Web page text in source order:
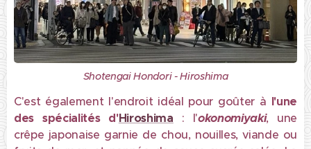
Shotengai Hondori - Hiroshima
C'est également l'endroit idéal pour goûter à l'une
des spécialités d'Hiroshima : l'okonomiyaki, une
crêpe japonaise garnie de chou, nouilles, viande ou